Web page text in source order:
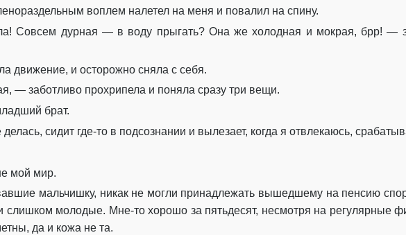
воплем налетел на меня и повалил на спину.
Совсем дурная — в воду прыгать? Она же холодная и мокрая, брр! —
движение, и осторожно сняла с себя.
— заботливо прохрипела и поняла сразу три вещи.
брат.
сидит где-то в подсознании и вылезает, когда я отвлекаюсь,
мой мир.
мальчишку, никак не могли принадлежать вышедшему на пенсию
молодые. Мне-то хорошо за пятьдесят, несмотря на регулярные
да и кожа не та.